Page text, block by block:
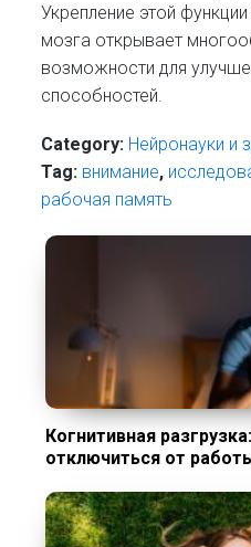
Укрепление этой
мозга открывает
возможности для
способностей.
Category: Нейронауки и
Tag: внимание,
рабочая память
Когнитивная
отключиться от